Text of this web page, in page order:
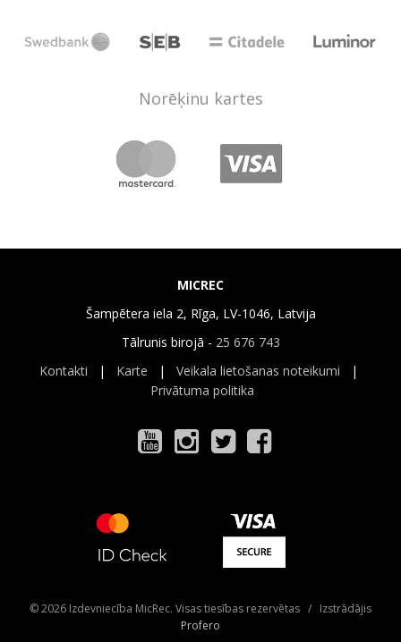
Norēķinu kartes
MICREC
Šampētera iela 2, Rīga, LV-1046, Latvija
Tālrunis birojā - 25 676 743
Kontakti | Karte | Veikala lietošanas noteikumi |
Privātuma politika
© 2026 Izdevniecība MicRec. Visas tiesības rezervētas / Izstrādājis
Profero